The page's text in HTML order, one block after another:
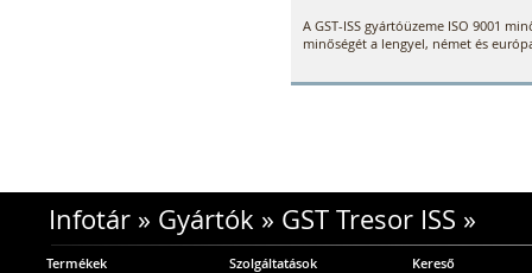
A GST-ISS gyártóüzeme ISO 9001
minőségét a lengyel, német és
Infotár» Gyártók » GST Tresor ISS »
Termékek
Szolgáltatások
Kereső